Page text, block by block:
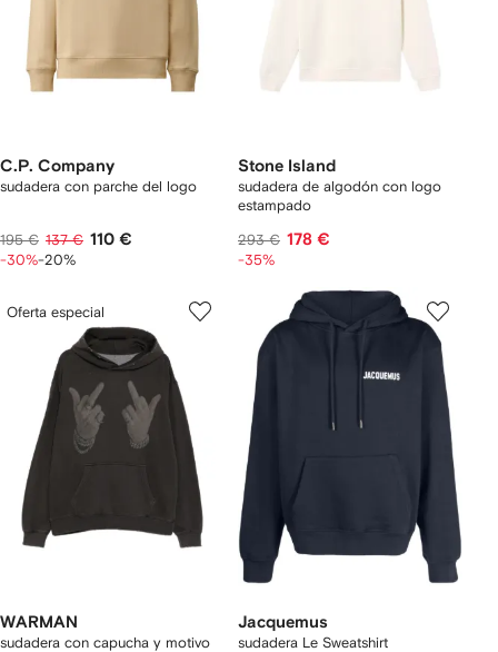
C.P. Company
sudadera con parche del logo
195 € 137 € 110 €
-30%-20%
Stone Island
sudadera de algodón con logo
estampado
293 € 178 €
-35%
Oferta especial
WARMAN
sudadera con capucha y motivo
Jacquemus
sudadera Le Sweatshirt